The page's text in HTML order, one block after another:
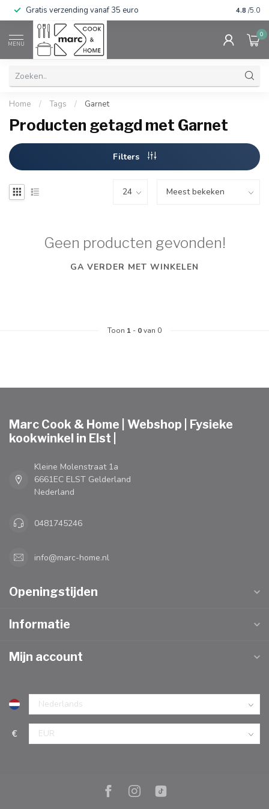
Gratis verzending vanaf 35 euro 4.8 /5.0
MENU
0
Home / Tags / Garnet
Producten getagd met Garnet
Filters
Geen producten gevonden!
GA VERDER MET WINKELEN
Toon 1 - 0van 0
Marc Cook & Home | Webshop | Fysieke
kookwinkel in Elst |
Kleine Molenstraat 1a
6661EC ELST Gelderland
Nederland
0481745246
info@marc-home.nl
Openingstijden
Informatie
Mijn account
€